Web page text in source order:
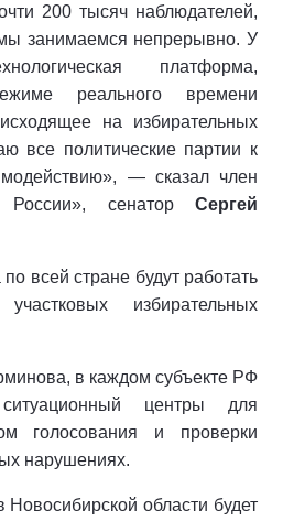
200 тысяч наблюдателей,
занимаемся непрерывно. У
платформа,
реального времени
на избирательных
все политические партии к
— сказал член
России», сенатор Сергей
всей стране будут работать
избирательных
в каждом субъекте РФ
центры для
голосования и проверки
нарушениях.
области будет